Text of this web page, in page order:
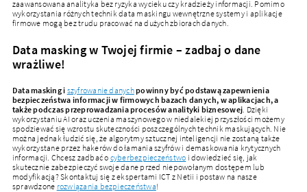
zaawansowana analityka bez ryzyka wycieku czy kradzieży informacji. Pomimo
wykorzystania różnych technik data maskingu wewnętrzne systemy i aplikacje
firmowe mogą bez trudu pracować na dużych zbiorach danych.
Data masking w Twojej firmie – zadbaj o dane
wrażliwe!
Data masking i szyfrowanie danychpowinny być podstawą zapewnienia
bezpieczeństwa informacji w firmowych bazach danych, w aplikacjach, a
także podczas przeprowadzania procesów analityki biznesowej . Dzięki
wykorzystaniu AI oraz uczenia maszynowego w niedalekiej przyszłości możemy
spodziewać się wzrostu skuteczności poszczególnych technik maskujących. Nie
można jednak łudzić się, że algorytmy sztucznej inteligencji nie zostaną także
wykorzystane przez hakerów do łamania szyfrów i demaskowania krytycznych
informacji. Chcesz zadbać o cyberbezpieczeństwo i dowiedzieć się, jak
skutecznie zabezpieczyć swoje dane przed niepowołanym dostępem lub
modyfikacją? Skontaktuj się z ekspertami ICT z Netii i postaw na nasze
sprawdzone rozwiązania bezpieczeństwa!